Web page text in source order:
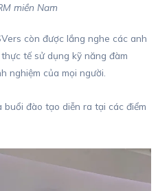
miền Nam
còn được lắng nghe các anh
tế sử dụng kỹ năng đàm
nghiệm của mọi người.
buổi đào tạo diễn ra tại các điểm